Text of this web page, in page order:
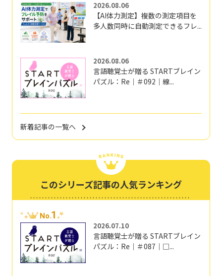
2026.08.06
【AI体力測定】複数の測定項目を
多人数同時に自動測定できるフレ...
2026.08.06
言語聴覚士が贈る STARTブレイン
パズル：Re｜＃092｜線...
新着記事の一覧へ
このシリーズ記事の人気ランキング
No.1
2026.07.10
言語聴覚士が贈る STARTブレイン
パズル：Re｜＃087｜□...